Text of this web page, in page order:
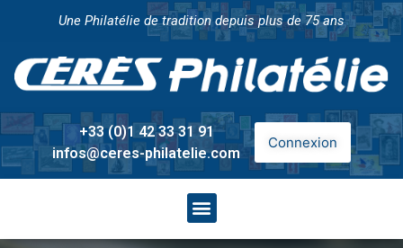
Une Philatélie de tradition depuis plus de 75 ans
+33 (0)1 42 33 31 91
infos@ceres-philatelie.com
Connexion